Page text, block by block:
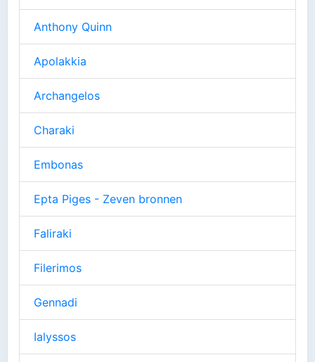
Anthony Quinn
Apolakkia
Archangelos
Charaki
Embonas
Epta Piges - Zeven bronnen
Faliraki
Filerimos
Gennadi
Ialyssos